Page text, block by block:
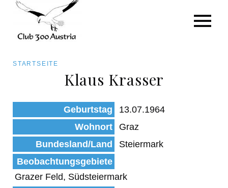
zum
Inhalt
Pfadnavigation
STARTSEITE
Klaus Krasser
Geburtstag
13.07.1964
Wohnort
Graz
Bundesland/Land
Steiermark
Beobachtungsgebiete
Grazer Feld, Südsteiermark
Art/Species
Status
Kategorie für die Österreich-Liste
Beobachtungen